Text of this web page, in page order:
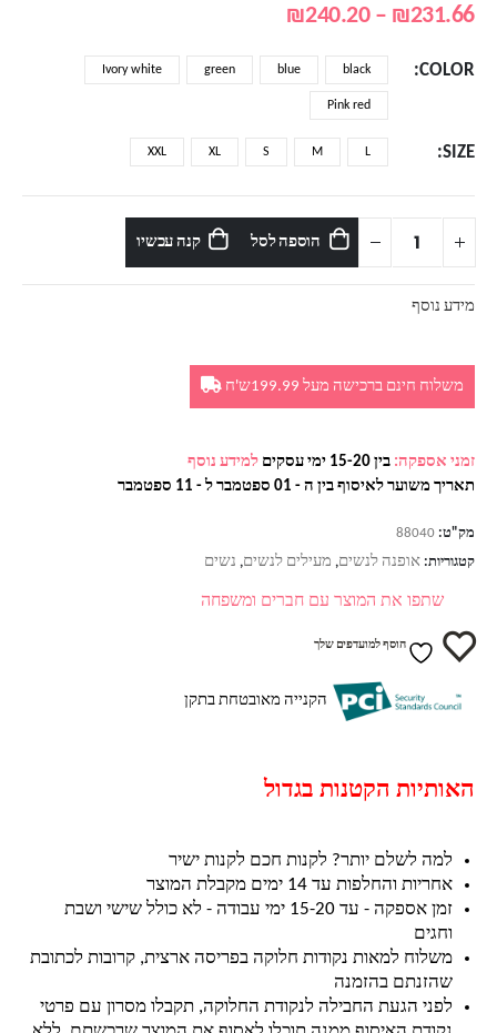
₪231.66
–
₪240.20
טווח
⁦₪231.66⁩
עד
COLOR
black
blue
green
Ivory white
Pink red
SIZE
L
M
S
XL
XXL
הוספה לסל קנה עכשיו
מידע נוסף
משלוח חינם ברכישה מעל 199.99ש'ח
זמני אספקה: בין 15-20 ימי עסקים
למידע נוסף
תאריך משוער לאיסוף בין ה - 01 ספטמבר ל - 11 ספטמבר
מק"ט: 88040
קטגוריות: אופנה לנשים, מעילים לנשים, נשים
שתפו את המוצר עם חברים ומשפחה
הוסף למועדפים שלך
הקנייה מאובטחת בתקן
האותיות הקטנות בגדול
למה לשלם יותר? לקנות חכם לקנות ישיר
אחריות והחלפות עד 14 ימים מקבלת המוצר
זמן אספקה - עד 15-20 ימי עבודה - לא כולל שישי ושבת
וחגים
משלוח למאות נקודות חלוקה בפריסה ארצית, קרובות לכתובת
שהזנתם בהזמנה
לפני הגעת החבילה לנקודת החלוקה, תקבלו מסרון עם פרטי